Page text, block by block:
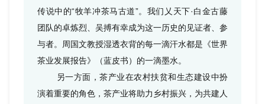
传说中的“牧羊冲茶马古道”。我们乂天下·白金古藤
团队的卓炼烈、吴搏有幸成为这一历史的见证者、参
与者。周国文教授湿透衣背的每一滴汗水都是《世界
茶业发展报告》（蓝皮书）的一滴墨水。
另一方面，茶产业在农村扶贫和生态建设中扮
演着重要的角色，茶产业将助力乡村振兴，为共建人